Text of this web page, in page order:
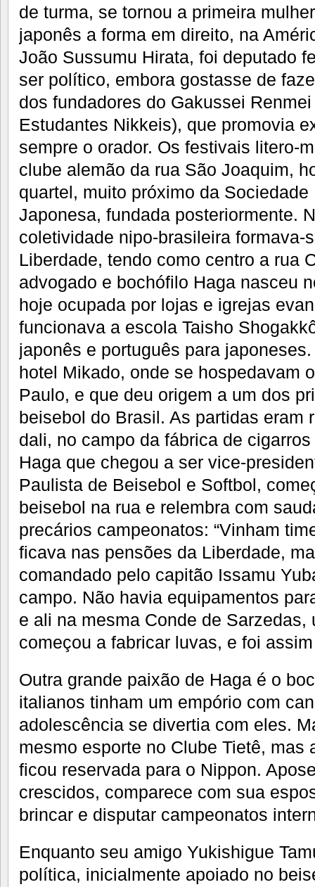
de turma, se tornou a primeira
japonês a forma em direito, na
João Sussumu Hirata, foi deputado
ser político, embora gostasse de
dos fundadores do Gakussei
Estudantes Nikkeis), que promovia
sempre o orador. Os festivais litero-
clube alemão da rua São Joaquim,
quartel, muito próximo da
Japonesa, fundada posteriormente.
coletividade nipo-brasileira formava-
Liberdade, tendo como centro a rua
advogado e bochófilo Haga nasceu
hoje ocupada por lojas e igrejas
funcionava a escola Taisho
japonês e português para
hotel Mikado, onde se hospedavam
Paulo, e que deu origem a um dos
beisebol do Brasil. As partidas eram
dali, no campo da fábrica de
Haga que chegou a ser vice-
Paulista de Beisebol e Softbol,
beisebol na rua e relembra com
precários campeonatos: “Vinham
ficava nas pensões da Liberdade,
comandado pelo capitão Issamu
campo. Não havia equipamentos
e ali na mesma Conde de Sarzedas,
começou a fabricar luvas, e foi
Outra grande paixão de Haga é o
italianos tinham um empório com
adolescência se divertia com eles.
mesmo esporte no Clube Tietê, mas
ficou reservada para o Nippon.
crescidos, comparece com sua
brincar e disputar campeonatos
Enquanto seu amigo Yukishigue
política, inicialmente apoiado no